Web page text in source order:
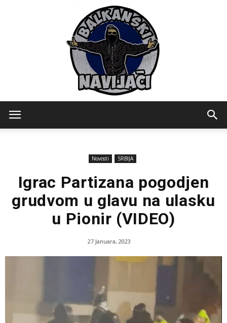
Novosti SRBIJA
Igrac Partizana pogodjen
grudvom u glavu na ulasku
u Pionir (VIDEO)
27 Januara, 2023